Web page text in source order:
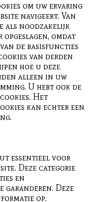
om uw ervaring
navigeert. Van
als noodzakelijk
omdat
de basisfuncties
van derden
hoe u deze
alleen in uw
U hebt ook de
Het
kan echter een
essentieel voor
Deze categorie
en
garanderen. Deze
op.